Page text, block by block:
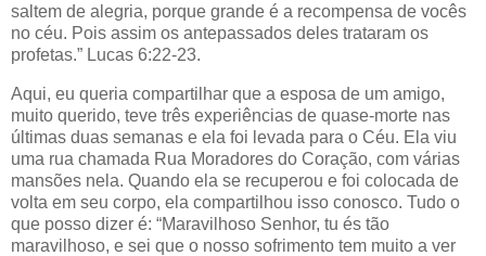
saltem de alegria, porque grande é a recompensa de vocês
no céu. Pois assim os antepassados deles trataram os
profetas.” Lucas 6:22-23.
Aqui, eu queria compartilhar que a esposa de um amigo,
muito querido, teve três experiências de quase-morte nas
últimas duas semanas e ela foi levada para o Céu. Ela viu
uma rua chamada Rua Moradores do Coração, com várias
mansões nela. Quando ela se recuperou e foi colocada de
volta em seu corpo, ela compartilhou isso conosco. Tudo o
que posso dizer é: “Maravilhoso Senhor, tu és tão
maravilhoso, e sei que o nosso sofrimento tem muito a ver